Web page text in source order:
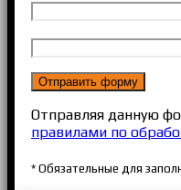
Отправляя данную
правилами по
* Обязательные для